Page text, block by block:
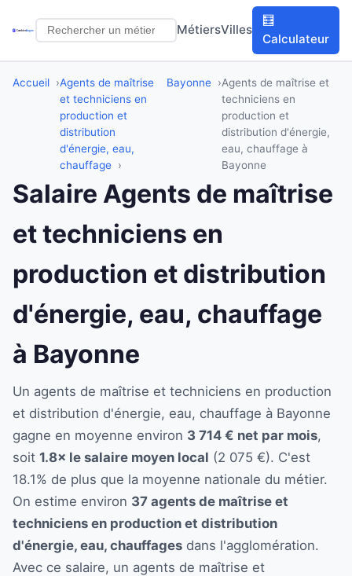
MétiersVilles
🧮
Calculateur
Accueil
Agents de maîtrise
et techniciens en
production et
distribution
d'énergie, eau,
chauffage
Bayonne
Agents de maîtrise et
techniciens en
production et
distribution d'énergie,
eau, chauffage à
Bayonne
Salaire Agents de maîtrise
et techniciens en
production et distribution
d'énergie, eau, chauffage
à Bayonne
Un agents de maîtrise et techniciens en production
et distribution d'énergie, eau, chauffage à Bayonne
gagne en moyenne environ 3 714 € net par mois,
soit 1.8× le salaire moyen local (2 075 €). C'est
18.1% de plus que la moyenne nationale du métier.
On estime environ 37 agents de maîtrise et
techniciens en production et distribution
d'énergie, eau, chauffages dans l'agglomération.
Avec ce salaire, un agents de maîtrise et